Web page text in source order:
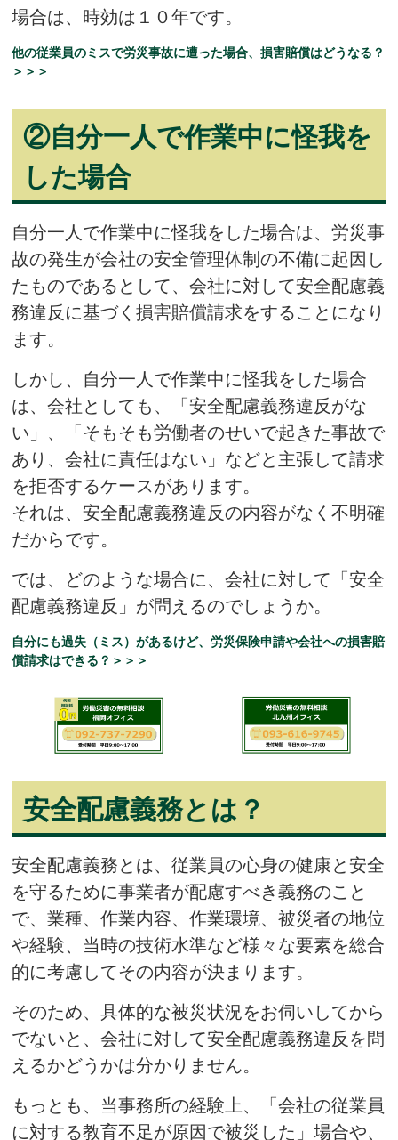
場合は、時効は１０年です。
他の従業員のミスで労災事故に遭った場合、損害賠償はどうなる？
＞＞＞
②自分一人で作業中に怪我を
した場合
自分一人で作業中に怪我をした場合は、労災事
故の発生が会社の安全管理体制の不備に起因し
たものであるとして、会社に対して安全配慮義
務違反に基づく損害賠償請求をすることになり
ます。
しかし、自分一人で作業中に怪我をした場合
は、会社としても、「安全配慮義務違反がな
い」、「そもそも労働者のせいで起きた事故で
あり、会社に責任はない」などと主張して請求
を拒否するケースがあります。
それは、安全配慮義務違反の内容がなく不明確
だからです。
では、どのような場合に、会社に対して「安全
配慮義務違反」が問えるのでしょうか。
自分にも過失（ミス）があるけど、労災保険申請や会社への損害賠
償請求はできる？＞＞＞
安全配慮義務とは？
安全配慮義務とは、従業員の心身の健康と安全
を守るために事業者が配慮すべき義務のこと
で、業種、作業内容、作業環境、被災者の地位
や経験、当時の技術水準など様々な要素を総合
的に考慮してその内容が決まります。
そのため、具体的な被災状況をお伺いしてから
でないと、会社に対して安全配慮義務違反を問
えるかどうかは分かりません。
もっとも、当事務所の経験上、「会社の従業員
に対する教育不足が原因で被災した」場合や、